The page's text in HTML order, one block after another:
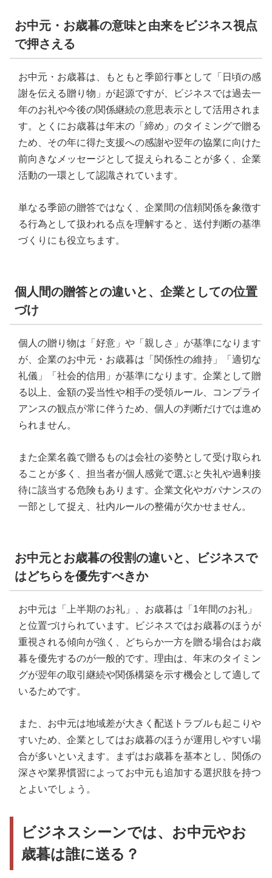
お中元・お歳暮の意味と由来をビジネス視点
で押さえる
お中元・お歳暮は、もともと季節行事として「日頃の感
謝を伝える贈り物」が起源ですが、ビジネスでは過去一
年のお礼や今後の関係継続の意思表示として活用されま
す。とくにお歳暮は年末の「締め」のタイミングで贈る
ため、その年に得た支援への感謝や翌年の協業に向けた
前向きなメッセージとして捉えられることが多く、企業
活動の一環として認識されています。
単なる季節の贈答ではなく、企業間の信頼関係を象徴す
る行為として扱われる点を理解すると、送付判断の基準
づくりにも役立ちます。
個人間の贈答との違いと、企業としての位置
づけ
個人の贈り物は「好意」や「親しさ」が基準になります
が、企業のお中元・お歳暮は「関係性の維持」「適切な
礼儀」「社会的信用」が基準になります。企業として贈
る以上、金額の妥当性や相手の受領ルール、コンプライ
アンスの観点が常に伴うため、個人の判断だけでは進め
られません。
また企業名義で贈るものは会社の姿勢として受け取られ
ることが多く、担当者が個人感覚で選ぶと失礼や過剰接
待に該当する危険もあります。企業文化やガバナンスの
一部として捉え、社内ルールの整備が欠かせません。
お中元とお歳暮の役割の違いと、ビジネスで
はどちらを優先すべきか
お中元は「上半期のお礼」、お歳暮は「1年間のお礼」
と位置づけられています。ビジネスではお歳暮のほうが
重視される傾向が強く、どちらか一方を贈る場合はお歳
暮を優先するのが一般的です。理由は、年末のタイミン
グが翌年の取引継続や関係構築を示す機会として適して
いるためです。
また、お中元は地域差が大きく配送トラブルも起こりや
すいため、企業としてはお歳暮のほうが運用しやすい場
合が多いといえます。まずはお歳暮を基本とし、関係の
深さや業界慣習によってお中元も追加する選択肢を持つ
とよいでしょう。
ビジネスシーンでは、お中元やお
歳暮は誰に送る？